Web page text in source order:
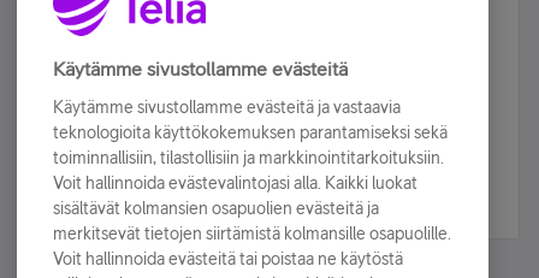
Älä jää paitsi – osallistu ja voita!
Tilaa Telian uutiskirje ja olet mukana arvonnassa.
sähköpostiisi.
Tilaa nyt
Käytämme sivustollamme evästeitä
Käytämme sivustollamme evästeitä ja vastaavia
teknologioita käyttökokemuksen parantamiseksi sekä
toiminnallisiin, tilastollisiin ja markkinointitarkoituksiin.
Voit hallinnoida evästevalintojasi alla. Kaikki luokat
sisältävät kolmansien osapuolien evästeitä ja
merkitsevät tietojen siirtämistä kolmansille osapuolille.
Voit hallinnoida evästeitä tai poistaa ne käytöstä